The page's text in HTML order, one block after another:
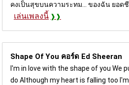
คงเป็นสุขบนความระทม... ของฉัน ยอด
เล่นเพลงนี้
Shape Of You คอร์ด Ed Sheeran
I'm in love with the shape of you We
do Although my heart is falling too